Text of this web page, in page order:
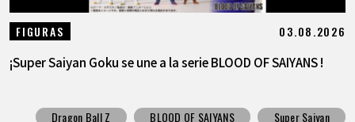
FIGURAS 03.08.2026
¡Super Saiyan Goku se une a la serie BLOOD OF SAIYANS !
Dragon Ball Z BLOOD OF SAIYANS Super Saiyan